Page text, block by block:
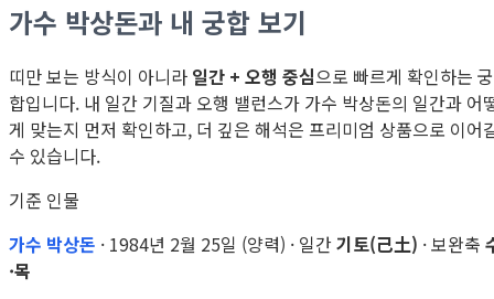
가수 박상돈과 내 궁합 보기
띠만 보는 방식이 아니라 일간 + 오행 중심으로 빠르게 확인하는 궁
합입니다. 내 일간 기질과 오행 밸런스가 가수 박상돈의 일간과 어
게 맞는지 먼저 확인하고, 더 깊은 해석은 프리미엄 상품으로 이어
수 있습니다.
기준 인물
가수 박상돈 · 1984년 2월 25일 (양력) · 일간기토(己土) · 보완축
·목